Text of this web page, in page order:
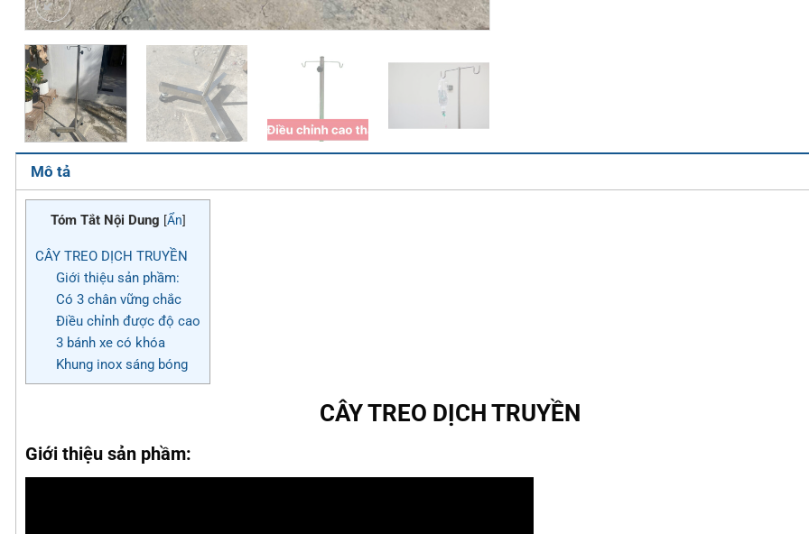
Mô tả
Tóm Tắt Nội Dung [Ẩn]
CÂY TREO DỊCH TRUYỀN
Giới thiệu sản phầm:
Có 3 chân vững chắc
Điều chỉnh được độ cao
3 bánh xe có khóa
Khung inox sáng bóng
CÂY TREO DỊCH TRUYỀN
Giới thiệu sản phầm: